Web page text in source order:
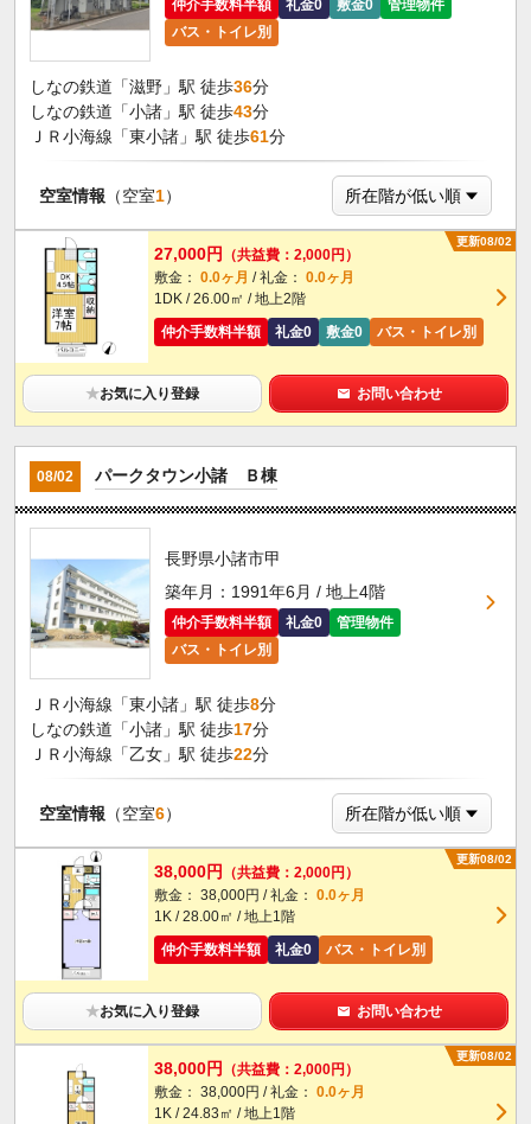
仲介手数料半額 礼金0 敷金0
管理物件
バス・トイレ別
しなの鉄道「滋野」駅 徒歩36分
しなの鉄道「小諸」駅 徒歩43分
ＪＲ小海線「東小諸」駅 徒歩61分
空室情報 （空室1）
更新08/02
27,000円
（共益費：2,000円）
敷金： 0.0ヶ月 / 礼金： 0.0ヶ月
1DK / 26.00㎡ / 地上2階
仲介手数料半額
礼金0 敷金0 バス・トイレ別
★お気に入り登録 お問い合わせ
08/02 パークタウン小諸 Ｂ棟
長野県小諸市甲
築年月：1991年6月 / 地上4階
仲介手数料半額 礼金0
管理物件
バス・トイレ別
ＪＲ小海線「東小諸」駅 徒歩8分
しなの鉄道「小諸」駅 徒歩17分
ＪＲ小海線「乙女」駅 徒歩22分
空室情報 （空室6）
更新08/02
38,000円
（共益費：2,000円）
敷金： 38,000円 / 礼金： 0.0ヶ月
1K / 28.00㎡ / 地上1階
仲介手数料半額
礼金0 バス・トイレ別
★お気に入り登録 お問い合わせ
更新08/02
38,000円
（共益費：2,000円）
敷金： 38,000円 / 礼金： 0.0ヶ月
1K / 24.83㎡ / 地上1階